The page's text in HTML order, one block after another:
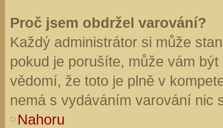
Proč jsem obdržel varování?
Každý administrátor si může
pokud je porušíte, může vám
vědomí, že toto je plně v
nemá s vydáváním varování nic
Nahoru